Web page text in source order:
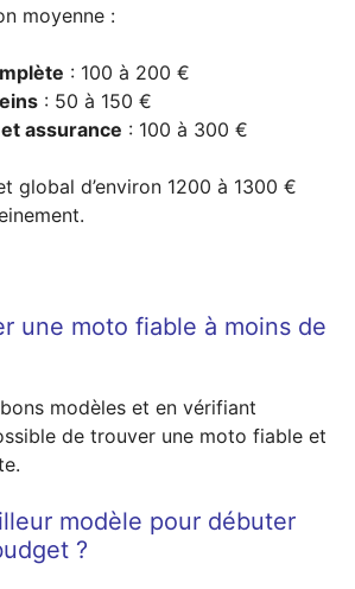
moyenne :
: 100 à 200 €
: 50 à 150 €
assurance : 100 à 300 €
global d’environ 1200 à 1300 €
une moto fiable à moins de
modèles et en vérifiant
de trouver une moto fiable et
modèle pour débuter
?